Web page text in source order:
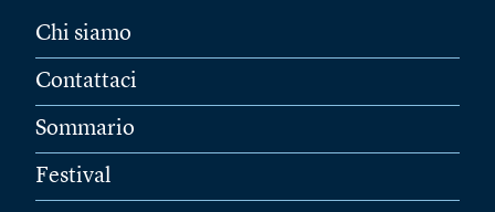
Chi siamo
Contattaci
Sommario
Festival